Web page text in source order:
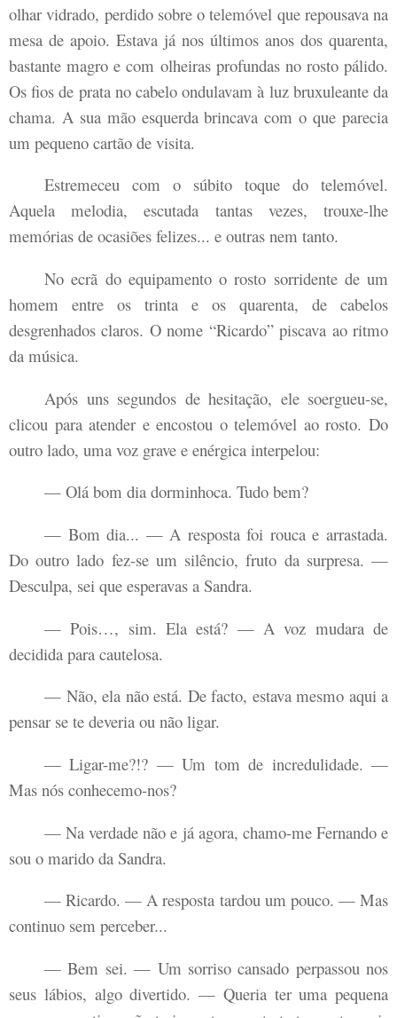
olhar vidrado, perdido sobre o telemóvel que repousava na
mesa de apoio. Estava já nos últimos anos dos quarenta,
bastante magro e com olheiras profundas no rosto pálido.
Os fios de prata no cabelo ondulavam à luz bruxuleante da
chama. A sua mão esquerda brincava com o que parecia
um pequeno cartão de visita.
Estremeceu com o súbito toque do telemóvel.
Aquela melodia, escutada tantas vezes, trouxe-lhe
memórias de ocasiões felizes... e outras nem tanto.
No ecrã do equipamento o rosto sorridente de um
homem entre os trinta e os quarenta, de cabelos
desgrenhados claros. O nome “Ricardo” piscava ao ritmo
da música.
Após uns segundos de hesitação, ele soergueu-se,
clicou para atender e encostou o telemóvel ao rosto. Do
outro lado, uma voz grave e enérgica interpelou:
— Olá bom dia dorminhoca. Tudo bem?
— Bom dia... — A resposta foi rouca e arrastada.
Do outro lado fez-se um silêncio, fruto da surpresa. —
Desculpa, sei que esperavas a Sandra.
— Pois…, sim. Ela está? — A voz mudara de
decidida para cautelosa.
— Não, ela não está. De facto, estava mesmo aqui a
pensar se te deveria ou não ligar.
— Ligar-me?!? — Um tom de incredulidade. —
Mas nós conhecemo-nos?
— Na verdade não e já agora, chamo-me Fernando e
sou o marido da Sandra.
— Ricardo. — A resposta tardou um pouco. — Mas
continuo sem perceber...
— Bem sei. — Um sorriso cansado perpassou nos
seus lábios, algo divertido. — Queria ter uma pequena